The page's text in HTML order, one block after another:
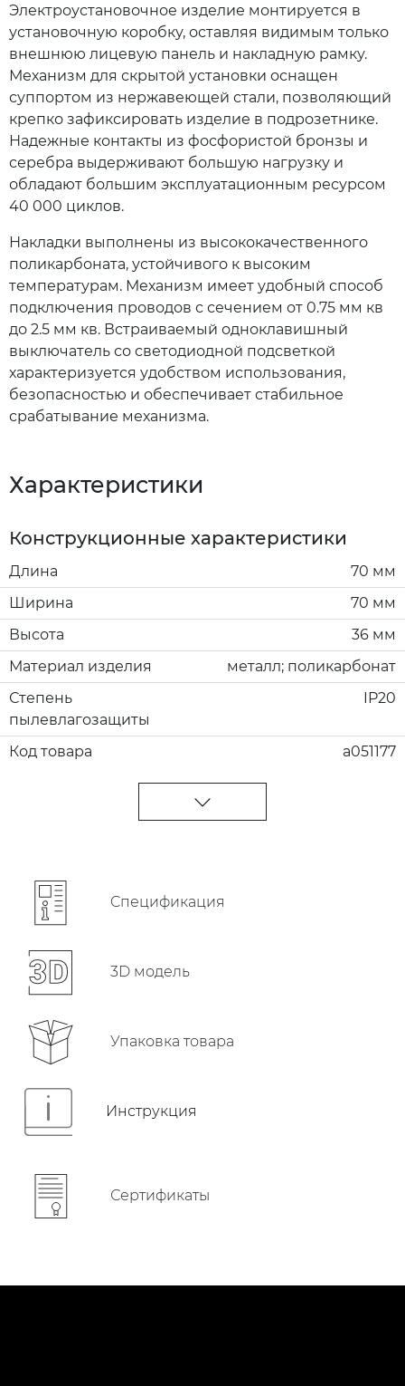
Электроустановочное изделие монтируется в
установочную коробку, оставляя видимым только
внешнюю лицевую панель и накладную рамку.
Механизм для скрытой установки оснащен
суппортом из нержавеющей стали, позволяющий
крепко зафиксировать изделие в подрозетнике.
Надежные контакты из фосфористой бронзы и
серебра выдерживают большую нагрузку и
обладают большим эксплуатационным ресурсом
40 000 циклов.
Накладки выполнены из высококачественного
поликарбоната, устойчивого к высоким
температурам. Механизм имеет удобный способ
подключения проводов с сечением от 0.75 мм кв
до 2.5 мм кв. Встраиваемый одноклавишный
выключатель со светодиодной подсветкой
характеризуется удобством использования,
безопасностью и обеспечивает стабильное
срабатывание механизма.
Характеристики
Конструкционные характеристики
Длина
70 мм
Ширина
70 мм
Высота
36 мм
Материал изделия
металл; поликарбонат
Степень
пылевлагозащиты
IP20
Код товара a051177
Cпецификация
3D модель
Упаковка товара
Инструкция
Сертификаты